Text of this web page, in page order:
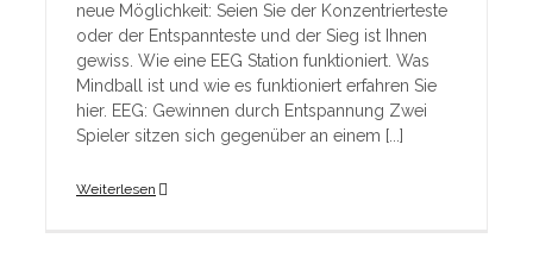
neue Möglichkeit: Seien Sie der Konzentrierteste
oder der Entspannteste und der Sieg ist Ihnen
gewiss. Wie eine EEG Station funktioniert. Was
Mindball ist und wie es funktioniert erfahren Sie
hier. EEG: Gewinnen durch Entspannung Zwei
Spieler sitzen sich gegenüber an einem [...]
Weiterlesen